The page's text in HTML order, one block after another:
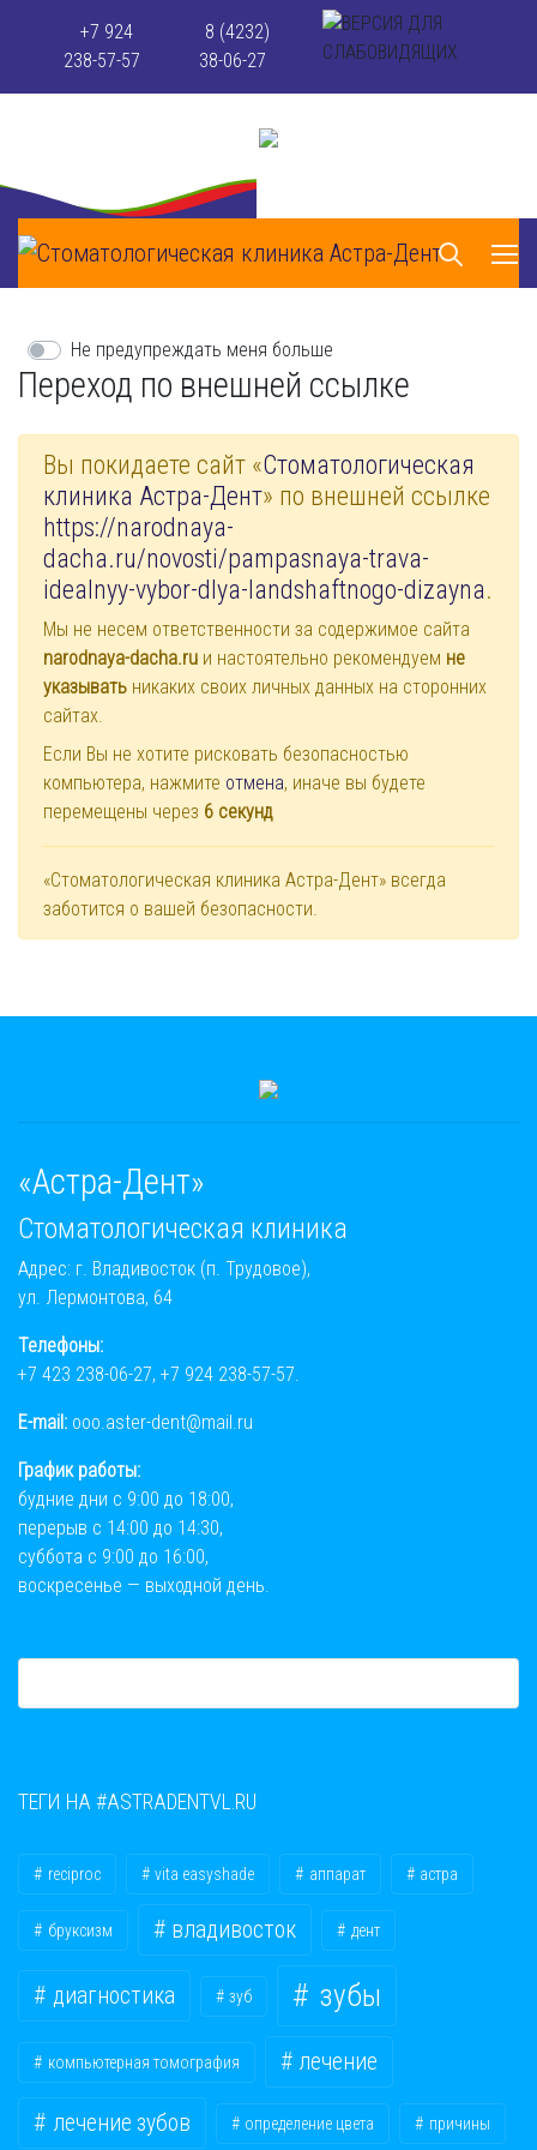
+7 924
238-57-57
8 (4232)
38-06-27
Переход по внешней ссылке
Не предупреждать меня больше
Вы покидаете сайт «Стоматологическая
клиника Астра-Дент» по внешней ссылке
https://narodnaya-
dacha.ru/novosti/pampasnaya-trava-
idealnyy-vybor-dlya-landshaftnogo-dizayna.
Мы не несем ответственности за содержимое сайта
narodnaya-dacha.ru и настоятельно рекомендуем не
указывать никаких своих личных данных на сторонних
сайтах.
Если Вы не хотите рисковать безопасностью
компьютера, нажмите отмена, иначе вы будете
перемещены через 6 секунд
«Стоматологическая клиника Астра-Дент» всегда
заботится о вашей безопасности.
«Астра-Дент»
Стоматологическая клиника
Адрес: г. Владивосток (п. Трудовое),
ул. Лермонтова, 64
Телефоны:
+7 423 238-06-27, +7 924 238-57-57.
E-mail: ooo.aster-dent@mail.ru
График работы:
будние дни с 9:00 до 18:00,
перерыв с 14:00 до 14:30,
суббота с 9:00 до 16:00,
воскресенье — выходной день.
ТЕГИ НА #ASTRADENTVL.RU
reciproc vita easyshade аппарат астра
бруксизм владивосток дент
диагностика зуб зубы
компьютерная томография лечение
лечение зубов определение цвета причины